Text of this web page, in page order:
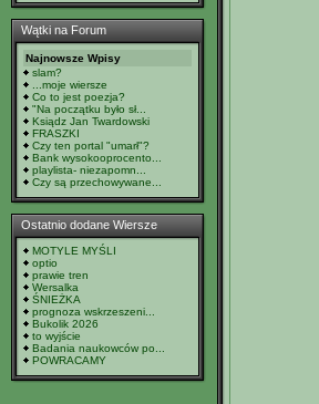
Wątki na Forum
Najnowsze Wpisy
slam?
...moje wiersze
Co to jest poezja?
"Na początku było sł...
Ksiądz Jan Twardowski
FRASZKI
Czy ten portal "umarł"?
Bank wysokooprocento...
playlista- niezapomn...
Czy są przechowywane...
Ostatnio dodane Wiersze
MOTYLE MYŚLI
optio
prawie tren
Wersalka
ŚNIEŻKA
prognoza wskrzeszeni...
Bukolik 2026
to wyjście
Badania naukowców po...
POWRACAMY